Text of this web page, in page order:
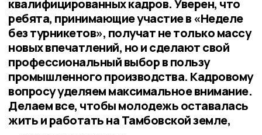
квалифицированных кадров. Уверен, что
ребята, принимающие участие в «Неделе
без турникетов», получат не только массу
новых впечатлений, но и сделают свой
профессиональный выбор в пользу
промышленного производства. Кадровому
вопросу уделяем максимальное внимание.
Делаем все, чтобы молодежь оставалась
жить и работать на Тамбовской земле,